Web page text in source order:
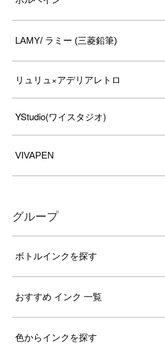
LAMY/ ラミー (三菱鉛筆)
リュリュ×アデリアレトロ
YStudio(ワイスタジオ)
VIVAPEN
グループ
ボトルインクを探す
おすすめ インク 一覧
色からインクを探す